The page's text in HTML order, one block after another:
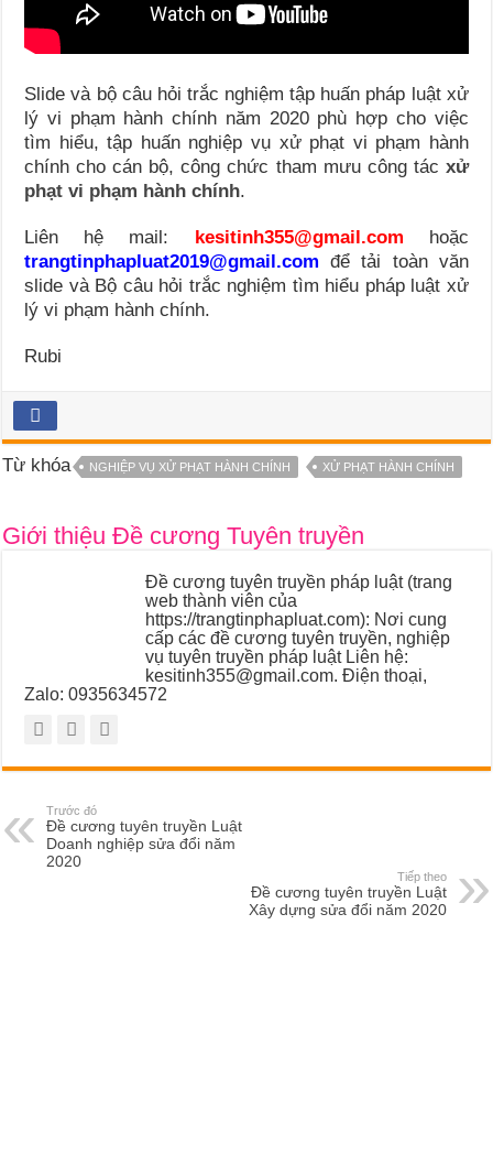
Slide và bộ câu hỏi trắc nghiệm tập huấn pháp luật xử
lý vi phạm hành chính năm 2020 phù hợp cho việc
tìm hiểu, tập huấn nghiệp vụ xử phạt vi phạm hành
chính cho cán bộ, công chức tham mưu công tác xử
phạt vi phạm hành chính.
Liên hệ mail: kesitinh355@gmail.com hoặc
trangtinphapluat2019@gmail.com để tải toàn văn
slide và Bộ câu hỏi trắc nghiệm tìm hiểu pháp luật xử
lý vi phạm hành chính.
Rubi
Từ khóa NGHIỆP VỤ XỬ PHẠT HÀNH CHÍNH XỬ PHẠT HÀNH CHÍNH
Giới thiệu Đề cương Tuyên truyền
Đề cương tuyên truyền pháp luật (trang
web thành viên của
https://trangtinphapluat.com): Nơi cung
cấp các đề cương tuyên truyền, nghiệp
vụ tuyên truyền pháp luật Liên hệ:
kesitinh355@gmail.com. Điện thoại,
Zalo: 0935634572
Trước đó
Đề cương tuyên truyền Luật
Doanh nghiệp sửa đổi năm
2020
Tiếp theo
Đề cương tuyên truyền Luật
Xây dựng sửa đổi năm 2020